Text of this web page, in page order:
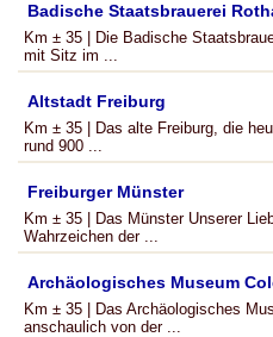
Badische Staatsbrauerei
Km ± 35 | Die Badische
mit Sitz im ...
Altstadt Freiburg
Km ± 35 | Das alte Freiburg, die
rund 900 ...
Freiburger Münster
Km ± 35 | Das Münster Unserer
Wahrzeichen der ...
Archäologisches Museum
Km ± 35 | Das Archäologisches
anschaulich von der ...